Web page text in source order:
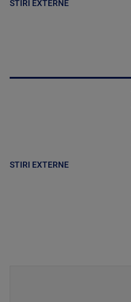
STIRI EXTERNE
STIRI EXTERNE